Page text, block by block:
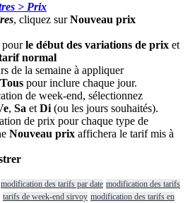
> Prix
, cliquez sur Nouveau prix
pour le début des variations de prix et
normal
de la semaine à appliquer
Tous pour inclure chaque jour.
de week-end, sélectionnez
, Sa et Di (ou les jours souhaités).
de prix pour chaque type de
Nouveau prix affichera le tarif mis à
modification des tarifs par date modification des tarifs
tarifs de week-end sirvoy modification des tarifs en